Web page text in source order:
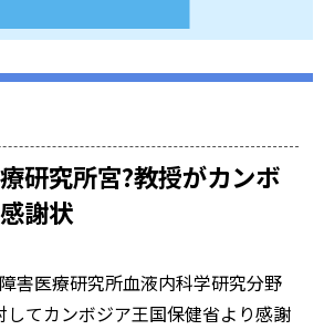
研究所宮?教授がカンボ
謝状
害医療研究所血液内科学研究分野
してカンボジア王国保健省より感謝